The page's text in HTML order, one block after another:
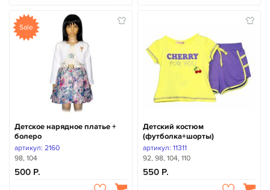
Sale
Детское нарядное платье +
болеро
артикул: 2160
98, 104
500
Детский костюм
(футболка+шорты)
артикул: 11311
92, 98, 104, 110
550